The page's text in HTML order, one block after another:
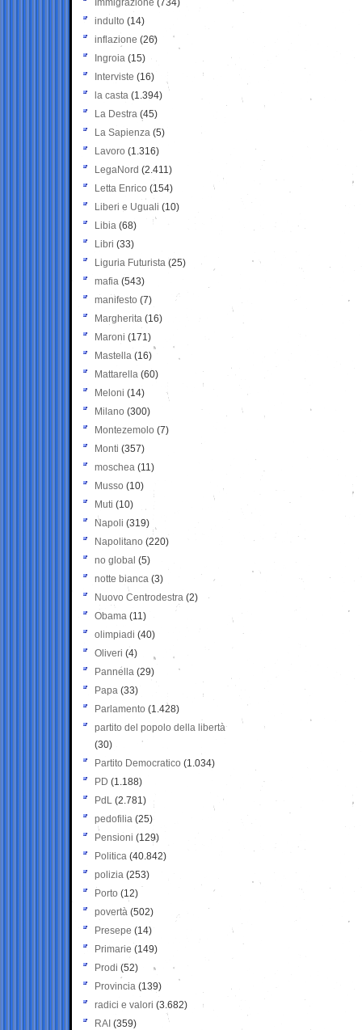
Immigrazione (734)
indulto (14)
inflazione (26)
Ingroia (15)
Interviste (16)
la casta (1.394)
La Destra (45)
La Sapienza (5)
Lavoro (1.316)
LegaNord (2.411)
Letta Enrico (154)
Liberi e Uguali (10)
Libia (68)
Libri (33)
Liguria Futurista (25)
mafia (543)
manifesto (7)
Margherita (16)
Maroni (171)
Mastella (16)
Mattarella (60)
Meloni (14)
Milano (300)
Montezemolo (7)
Monti (357)
moschea (11)
Musso (10)
Muti (10)
Napoli (319)
Napolitano (220)
no global (5)
notte bianca (3)
Nuovo Centrodestra (2)
Obama (11)
olimpiadi (40)
Oliveri (4)
Pannella (29)
Papa (33)
Parlamento (1.428)
partito del popolo della libertà
(30)
Partito Democratico (1.034)
PD (1.188)
PdL (2.781)
pedofilia (25)
Pensioni (129)
Politica (40.842)
polizia (253)
Porto (12)
povertà (502)
Presepe (14)
Primarie (149)
Prodi (52)
Provincia (139)
radici e valori (3.682)
RAI (359)